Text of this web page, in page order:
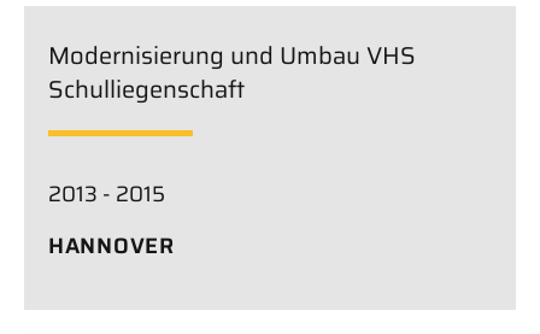
Modernisierung und Umbau VHS
Schulliegenschaft
2013 - 2015
HANNOVER